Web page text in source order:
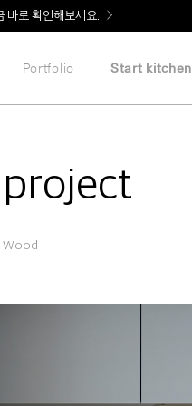
(총 60만원) 지급
로 확인해보세요.
Portfolio Start kitchen
Wood